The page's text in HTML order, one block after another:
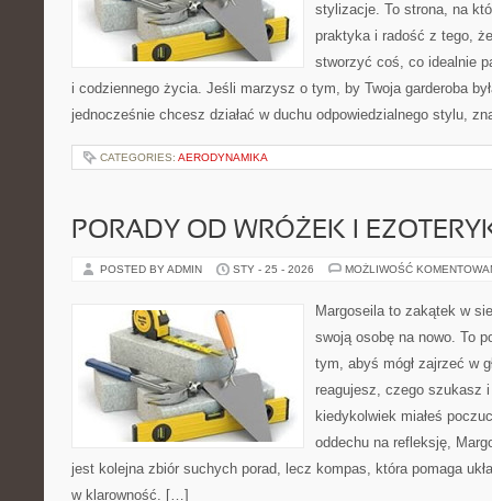
stylizacje. To strona, na
praktyka i radość z tego,
stworzyć coś, co idealnie
i codziennego życia. Jeśli marzysz o tym, by Twoja garderoba
jednocześnie chcesz działać w duchu odpowiedzialnego stylu,
CATEGORIES: AERODYNAMIKA
PORADY OD WRÓŻEK I
POSTED BY ADMIN STY - 25 - 2026 MOŻLIWOŚĆ
Margoseila to zakątek w
swoją osobę na nowo. To
tym, abyś mógł zajrzeć w
reagujesz, czego szukasz
kiedykolwiek miałeś
oddechu na refleksję,
jest kolejna zbiór suchych porad, lecz kompas, która pomaga
w klarowność. […]